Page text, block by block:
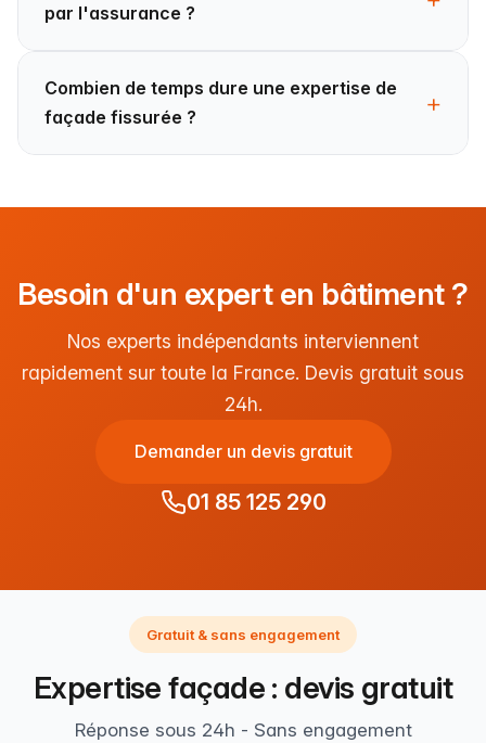
par l'assurance ?
Combien de temps dure une expertise de
façade fissurée ?
Besoin d'un expert en bâtiment ?
Nos experts indépendants interviennent
rapidement sur toute la France. Devis gratuit sous
24h.
Demander un devis gratuit
01 85 125 290
Gratuit & sans engagement
Expertise façade : devis gratuit
Réponse sous 24h - Sans engagement